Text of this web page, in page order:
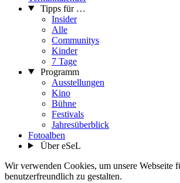
Tipps für …
Insider
Alle
Communitys
Kinder
7 Tage
Programm
Ausstellungen
Kino
Bühne
Festivals
Jahresüberblick
Fotoalben
Über eSeL
Wir verwenden Cookies, um unsere Webseite
benutzerfreundlich zu gestalten.